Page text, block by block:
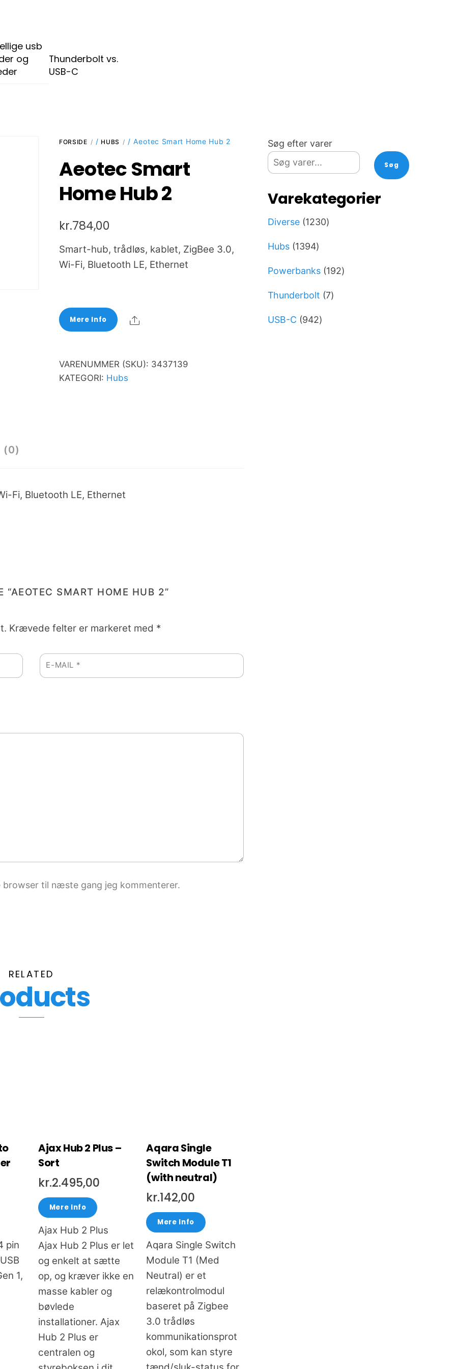
usb
og
Thunderbolt vs.
USB-C
FORSIDE / HUBS / Aeotec Smart Home Hub 2
Aeotec Smart
Home Hub 2
kr.784,00
Smart-hub, trådløs, kablet, ZigBee 3.0,
Wi-Fi, Bluetooth LE, Ethernet
Mere Info Share
VARENUMMER (SKU): 3437139
KATEGORI: Hubs
(0)
Fi, Bluetooth LE, Ethernet
SMART HOME HUB 2”
Krævede felter er markeret med *
E-MAIL *
browser til næste gang jeg kommenterer.
RELATED
pin
1,
Ajax Hub 2 Plus –
Sort
kr.2.495,00
Mere Info
Ajax Hub 2 Plus
Ajax Hub 2 Plus er let
og enkelt at sætte
op, og kræver ikke en
masse kabler og
bøvlede
installationer. Ajax
Hub 2 Plus er
centralen og
Aqara Single
Switch Module T1
(with neutral)
kr.142,00
Mere Info
Aqara Single Switch
Module T1 (Med
Neutral) er et
relækontrolmodul
baseret på Zigbee
3.0 trådløs
kommunikationsprot
okol, som kan styre
Søg efter varer
Søg
Varekategorier
Diverse 12301230
Hubs 13941394
Powerbanks 192192
Thunderbolt 77
USB-C 942942